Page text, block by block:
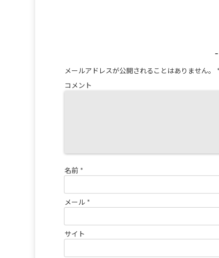
メールアドレスが公開されることはありません。
コメント
名前 *
メール *
サイト